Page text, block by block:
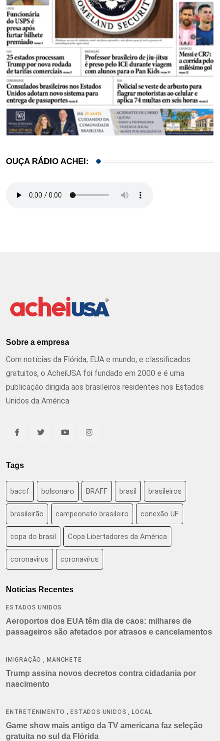
OUÇA RÁDIO ACHEI:
Sobre a empresa
Com notícias da Flórida, EUA e mundo, e classificados
gratuitos, o AcheiUSA foi fundado em 2000 e é uma
publicação dirigida aos brasileiros residentes nos Estados
Unidos da América
Tags
baccf bolsonaro BRAFF brasil brasileiros
brasileirão campeonato brasileiro conexão UF
copa do brasil Copa Libertadores da América
coronavirus coronavírus
Notícias Recentes
ESTADOS UNIDOS
Aeroportos dos EUA têm dia de caos: milhares de
passageiros são afetados por atrasos e cancelamentos
IMIGRAÇÃO ,MANCHETE
Trump assina novos decretos contra cidadania por
nascimento
ENTRETENIMENTO ,ESTADOS UNIDOS ,LOCAL
Game show mais antigo da TV americana faz seleção
gratuita no sul da Flórida